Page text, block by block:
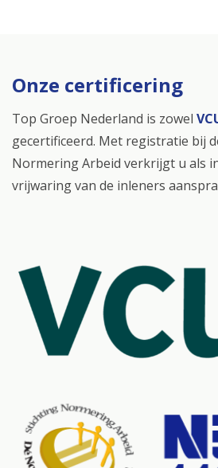
Onze certificering
Top Groep Nederland is zowel
gecertificeerd. Met registratie bij
Normering Arbeid verkrijgt u als
vrijwaring van de inleners